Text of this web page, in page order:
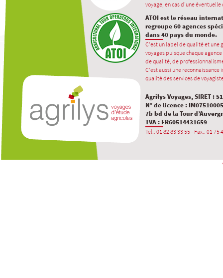
voyage, en cas d'une
ATOI est le réseau
regroupe 60 agences
dans 40 pays du monde.
C’est un label de qualité et
voyages puisque chaque
de qualité, de
C’est aussi une
qualité des services de
Agrilys Voyages, SIRET :
N° de licence :
7b bd de la Tour
TVA : FR60514431659
Tel.: 01 82 83 33 55 - Fax.: 01 75